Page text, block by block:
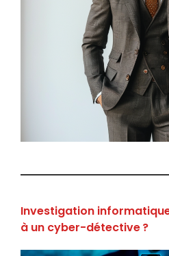
Investigation
à un cyber-détective ?